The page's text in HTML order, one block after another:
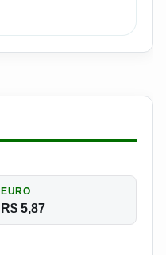
EURO
R$ 5,87